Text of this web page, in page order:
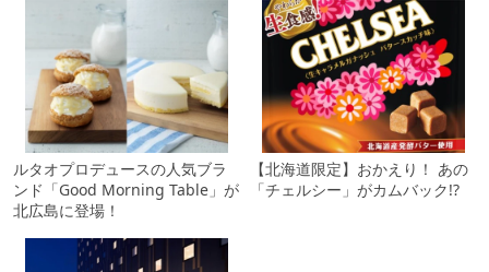
ルタオプロデュースの人気ブラ
ンド「Good Morning Table」が
北広島に登場！
【北海道限定】おかえり！ あの
「チェルシー」がカムバック!?